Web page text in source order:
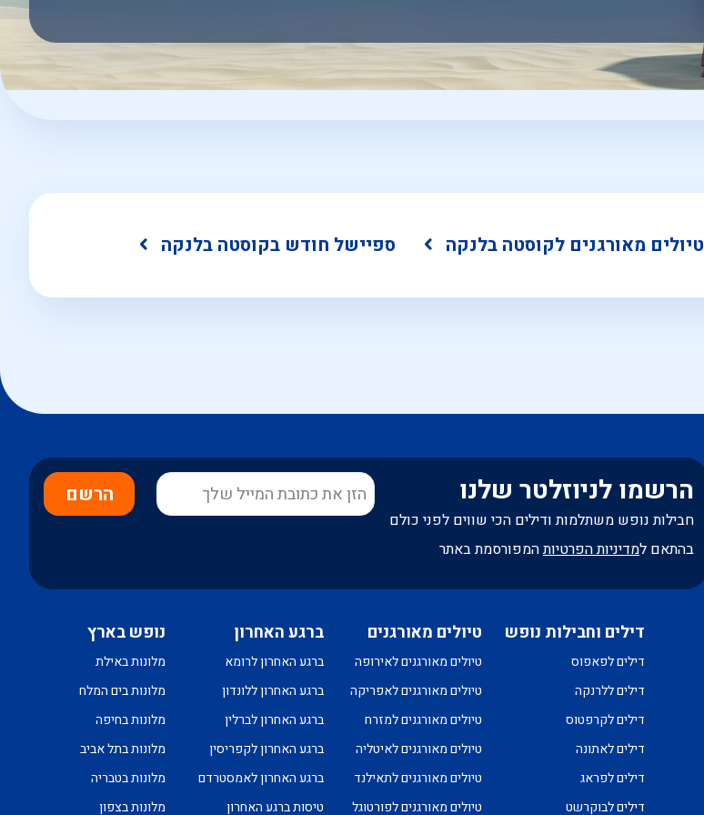
טיולים מאורגנים לקוסטה בלנקה ספיישל חודש בקוסטה בלנקה
הרשמו לניוזלטר שלנו
חבילות נופש משתלמות ודילים הכי שווים לפני כולם
בהתאם למדיניות הפרטיותהמפורסמת באתר
הרשם
דילים וחבילות נופש
דילים לפאפוס
דילים ללרנקה
דילים לקרפטוס
דילים לאתונה
דילים לפראג
דילים לבוקרשט
טיולים מאורגנים
טיולים מאורגנים לאירופה
טיולים מאורגנים לאפריקה
טיולים מאורגנים למזרח
טיולים מאורגנים לאיטליה
טיולים מאורגנים לתאילנד
טיולים מאורגנים לפורטוגל
ברגע האחרון
ברגע האחרון לרומא
ברגע האחרון ללונדון
ברגע האחרון לברלין
ברגע האחרון לקפריסין
ברגע האחרון לאמסטרדם
טיסות ברגע האחרון
נופש בארץ
מלונות באילת
מלונות בים המלח
מלונות בחיפה
מלונות בתל אביב
מלונות בטבריה
מלונות בצפון